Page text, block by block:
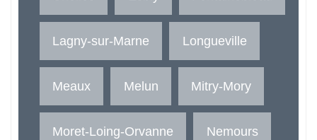
Lagny-sur-Marne Longueville
Meaux Melun Mitry-Mory
Moret-Loing-Orvanne Nemours